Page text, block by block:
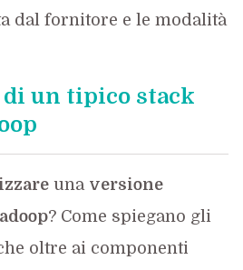
dal fornitore e le modalità
un tipico stack
una versione
? Come spiegano gli
oltre ai componenti